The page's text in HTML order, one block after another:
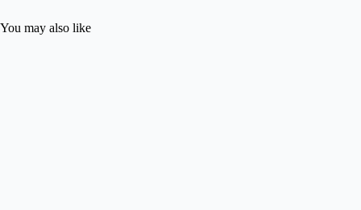
You may also like